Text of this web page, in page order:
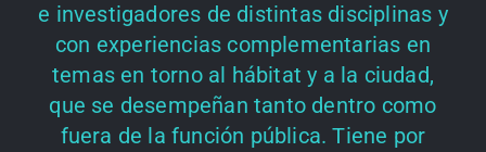
e investigadores de distintas disciplinas y
con experiencias complementarias en
temas en torno al hábitat y a la ciudad,
que se desempeñan tanto dentro como
fuera de la función pública. Tiene por